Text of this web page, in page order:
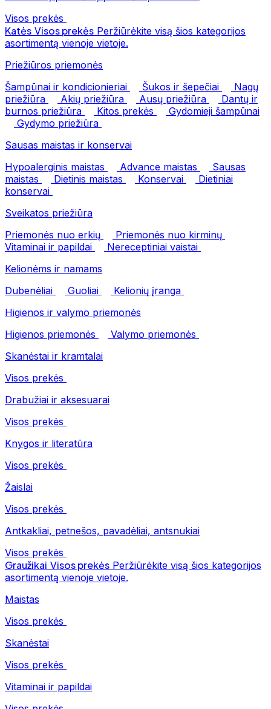
Visos prekės
Katės Visos prekės Peržiūrėkite visą šios kategorijos
asortimentą vienoje vietoje.
Priežiūros priemonės
Šampūnai ir kondicionieriai
Šukos ir šepečiai
Nagų
priežiūra
Akių priežiūra Ausų priežiūra
Dantų ir
burnos priežiūra
Kitos prekės
Gydomieji šampūnai
Gydymo priežiūra
Sausas maistas ir konservai
Hypoalerginis maistas
Advance maistas
Sausas
maistas
Dietinis maistas Konservai
Dietiniai
konservai
Sveikatos priežiūra
Priemonės nuo erkių
Priemonės nuo kirminų
Vitaminai ir papildai
Nereceptiniai vaistai
Kelionėms ir namams
Dubenėliai
Guoliai
Kelionių įranga
Higienos ir valymo priemonės
Higienos priemonės
Valymo priemonės
Skanėstai ir kramtalai
Visos prekės
Drabužiai ir aksesuarai
Visos prekės
Knygos ir literatūra
Visos prekės
Žaislai
Visos prekės
Antkakliai, petnešos, pavadėliai, antsnukiai
Visos prekės
Graužikai Visos prekės Peržiūrėkite visą šios kategorijos
asortimentą vienoje vietoje.
Maistas
Visos prekės
Skanėstai
Visos prekės
Vitaminai ir papildai